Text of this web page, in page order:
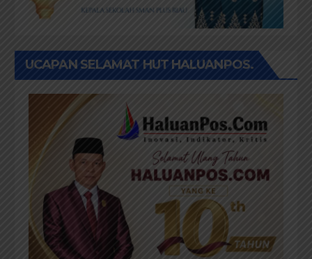
UCAPAN SELAMAT HUT HALUANPOS.